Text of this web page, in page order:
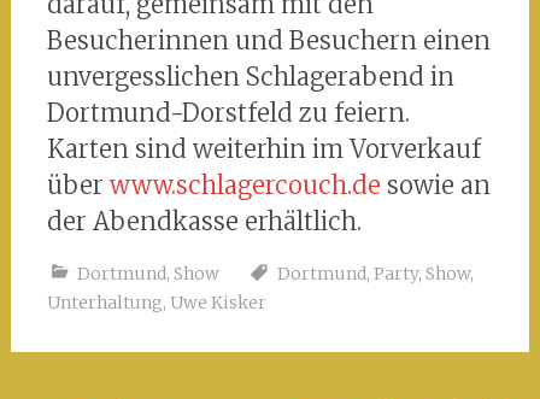
Besucherinnen und Besuchern einen
unvergesslichen Schlagerabend in
Dortmund-Dorstfeld zu feiern.
Karten sind weiterhin im Vorverkauf
über www.schlagercouch.de sowie an
der Abendkasse erhältlich.
Dortmund, Show Dortmund, Party, Show,
Unterhaltung, Uwe Kisker